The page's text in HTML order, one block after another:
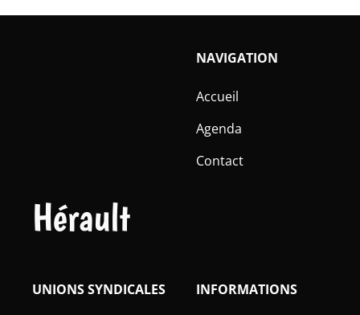
Hérault
NAVIGATION
Accueil
Agenda
Contact
INFORMATIONS
UNIONS SYNDICALES